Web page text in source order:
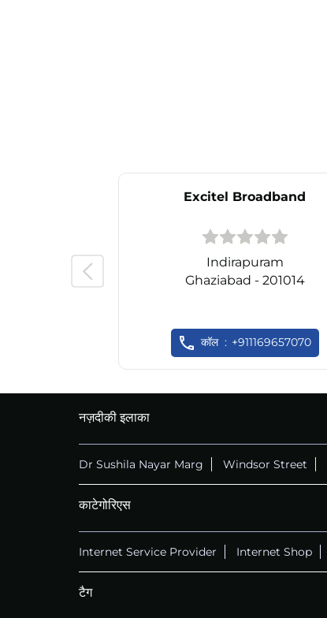
Excitel Broadband
Indirapuram
Ghaziabad - 201014
कॉल +911169657070
नज़दीकी इलाका
Dr Sushila Nayar Marg Windsor Street
काटेगोरिएस
Internet Service Provider Internet Shop
टैग